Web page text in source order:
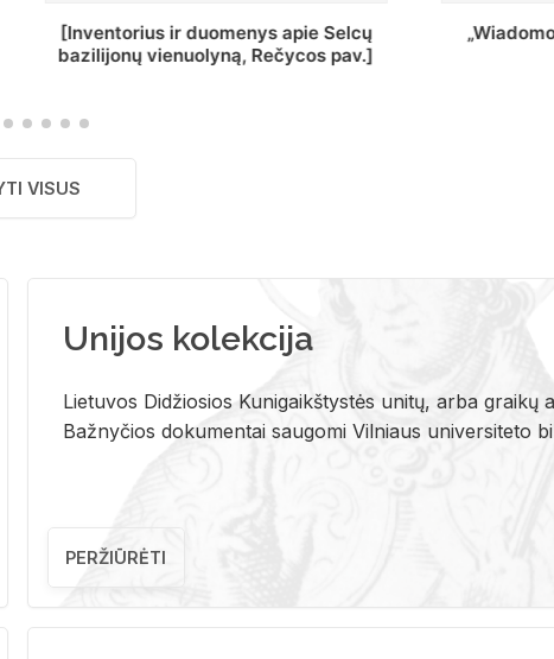
„Wiadomośc Połockiey Uniackiey
Dyecezyi..."
VISUS
Unijos kolekcija
Lietuvos Didžiosios Kunigaikštystės unitų, arba graikų
Bažnyčios dokumentai saugomi Vilniaus universiteto
PERŽIŪRĖTI